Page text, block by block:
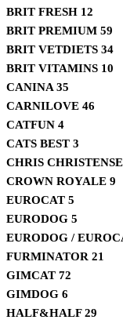
BRIT FRESH 12
BRIT PREMIUM 59
BRIT VETDIETS 34
BRIT VITAMINS 10
CANINA 35
CARNILOVE 46
CATFUN 4
CATS BEST 3
CHRIS
CROWN ROYALE 9
EUROCAT 5
EURODOG 5
EURODOG /
FURMINATOR 21
GIMCAT 72
GIMDOG 6
HALF&HALF29